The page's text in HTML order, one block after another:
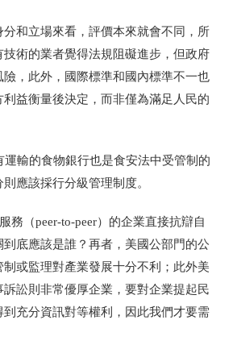
和立場來看，評價本來就會不同，所
術的業者覺得法規阻礙進步，但政府
，此外，國際標準和國內標準不一也
益衡量後決定，而非僅為滿足人民的
運輸的食物銀行也是食安法中受管制的
應該採行分級管理制度。
務（peer-to-peer）的企業直接抗辯自
底應該是誰？再者，美國公部門的公
或監理對產業發展十分不利；此外美
訟則非常優厚企業，要對企業提起民
充分資訊對等權利，因此我們才要需